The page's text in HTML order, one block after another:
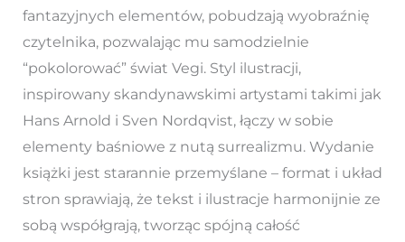
fantazyjnych elementów, pobudzają wyobraźnię
czytelnika, pozwalając mu samodzielnie
“pokolorować” świat Vegi. Styl ilustracji,
inspirowany skandynawskimi artystami takimi jak
Hans Arnold i Sven Nordqvist, łączy w sobie
elementy baśniowe z nutą surrealizmu. Wydanie
książki jest starannie przemyślane – format i układ
stron sprawiają, że tekst i ilustracje harmonijnie ze
sobą współgrają, tworząc spójną całość